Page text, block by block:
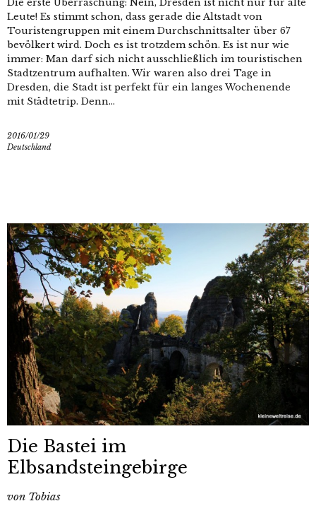
Die erste Überraschung: Nein, Dresden ist nicht nur für alte
Leute! Es stimmt schon, dass gerade die Altstadt von
Touristengruppen mit einem Durchschnittsalter über 67
bevölkert wird. Doch es ist trotzdem schön. Es ist nur wie
immer: Man darf sich nicht ausschließlich im touristischen
Stadtzentrum aufhalten. Wir waren also drei Tage in
Dresden, die Stadt ist perfekt für ein langes Wochenende
mit Städtetrip. Denn...
2016/01/29
Deutschland
Die Bastei im
Elbsandsteingebirge
von Tobias